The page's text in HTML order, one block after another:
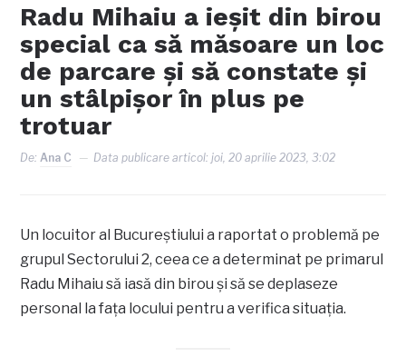
Radu Mihaiu a ieșit din birou
special ca să măsoare un loc
de parcare și să constate și
un stâlpișor în plus pe
trotuar
De: Ana C Data publicare articol:joi, 20 aprilie 2023, 3:02
Un locuitor al Bucureștiului a raportat o problemă pe
grupul Sectorului 2, ceea ce a determinat pe primarul
Radu Mihaiu să iasă din birou și să se deplaseze
personal la fața locului pentru a verifica situația.